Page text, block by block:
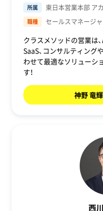
所属 東日本営業本部 ア
職種 セールスマネージ
クラスメソッドの営業は
SaaS、コンサルティング
わせて最適なソリューシ
す！
神野 竜
西